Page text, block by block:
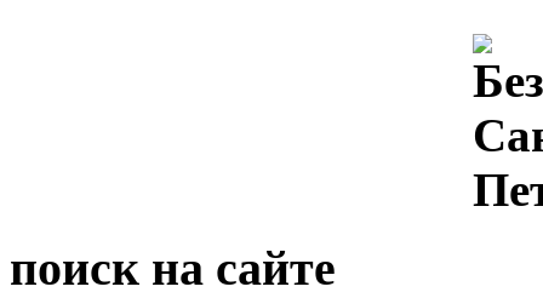
поиск на сайте